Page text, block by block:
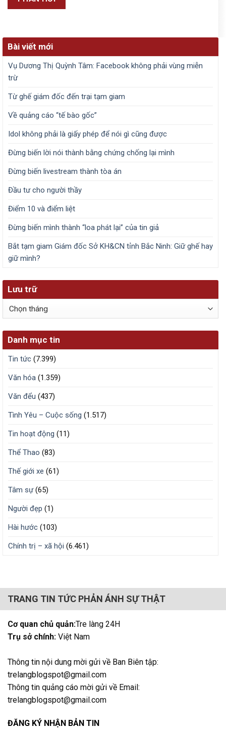
Bài viết mới
Vụ Dương Thị Quỳnh Tâm: Facebook không phải vùng miễn
trừ
Từ ghế giám đốc đến trại tạm giam
Về quảng cáo “tế bào gốc”
Idol không phải là giấy phép để nói gì cũng được
Đừng biến lời nói thành bằng chứng chống lại mình
Đừng biến livestream thành tòa án
Đầu tư cho người thầy
Điểm 10 và điểm liệt
Đừng biến mình thành “loa phát lại” của tin giả
Bắt tạm giam Giám đốc Sở KH&CN tỉnh Bắc Ninh: Giữ ghế hay
giữ mình?
Lưu trữ
Lưu
Danh mục tin
Tin tức (7.399)
Văn hóa (1.359)
Văn đểu (437)
Tình Yêu – Cuộc sống (1.517)
Tin hoạt động (11)
Thể Thao (83)
Thế giới xe (61)
Tâm sự(65)
Người đẹp (1)
Hài hước (103)
Chính trị – xã hội (6.461)
TRANG TIN TỨC PHẢN ÁNH SỰ THẬT
Cơ quan chủ quản:Tre làng 24H
Trụ sở chính: Việt Nam
Thông tin nội dung mời gửi về Ban Biên tập:
trelangblogspot@gmail.com
Thông tin quảng cáo mời gửi về Email:
trelangblogspot@gmail.com
ĐĂNG KÝ NHẬN BẢN TIN